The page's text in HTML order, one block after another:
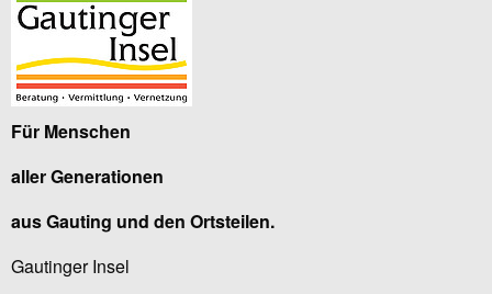
Für Menschen
aller Generationen
aus Gauting und den Ortsteilen.
Gautinger Insel